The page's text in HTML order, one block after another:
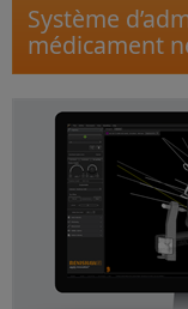
Système
médicament